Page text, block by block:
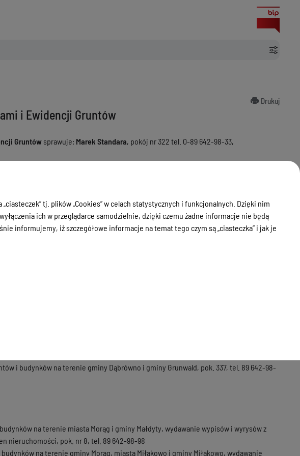
Drukuj
i Ewidencji Gruntów
Gruntów sprawuje: Marek Standara, pokój nr 322 tel. 0-89 642-98-33,
własność Skarbu Państwa na terenie miasta Ostróda, gminy Grunwald i gminy
własność Skarbu Państwa na terenie gminy Ostróda, miasta i gminy
na terenie miasta i gminy Miłomłyn, prowadzenie rejestru cen nieruchomości,
i budynków na terenie gminy Dąbrówno i gminy Grunwald, pok. 337, tel. 89 642-98-
na terenie miasta Morąg i gminy Małdyty, wydawanie wypisów i wyrysów z
nieruchomości, pok. nr 8, tel. 89 642-98-98
na terenie gminy Morąg, miasta Miłakowo i gminy Miłakowo, wydawanie
tj. plików „Cookies” w celach statystycznych i funkcjonalnych. Dzięki nim
ich w przeglądarce samodzielnie, dzięki czemu żadne informacje nie będą
informujemy, iż szczegółowe informacje na temat tego czym są „ciasteczka” i jak je